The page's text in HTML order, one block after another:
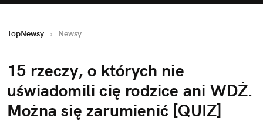
dad:HERO
TopNewsy Newsy
15 rzeczy, o których nie
uświadomili cię rodzice ani WDŻ.
Można się zarumienić [QUIZ]